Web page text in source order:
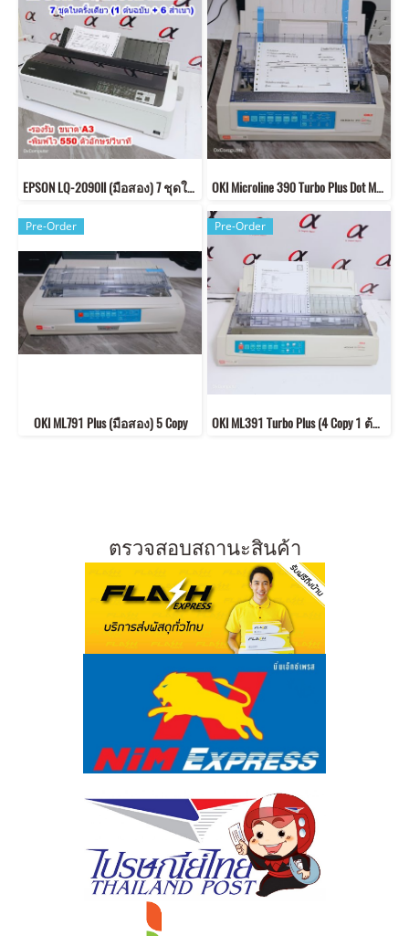
EPSON LQ-2090II (มือสอง) 7 ชุดในครั้งเดียว (1 ต้นฉบับ + 6 สำเนา) OKI Microline 390 Turbo Plus Dot Matrix Printer (มือสอง)
Pre-Order
OKI ML791 Plus (มือสอง) 5 Copy
Pre-Order
OKI ML391 Turbo Plus (4 Copy 1 ต้นฉบับ + 3 สำเนา) (มือสอง)
ตรวจสอบสถานะสินค้า